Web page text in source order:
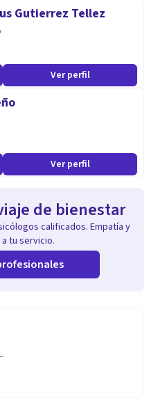
Gutierrez Tellez
Ver perfil
Ver perfil
de bienestar
calificados. Empatía y
tu servicio.